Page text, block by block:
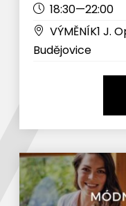
18:30—22:00
VÝMĚNÍK1 J.
Budějovice